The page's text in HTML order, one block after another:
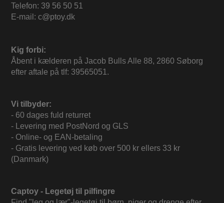
Telefon: 39 56 50 51
E-mail: c@ptoy.dk
Kig forbi:
Åbent i kælderen på Jacob Bulls Alle 88, 2860 Søborg
efter aftale på tlf: 39565051.
Vi tilbyder:
- 60 dages fuld returret
- Levering med PostNord og GLS
- Online- og EAN-betaling
- Gratis levering ved køb over 500 kr ellers 33 kr
(Danmark)
Captoy - Legetøj til pilfingre